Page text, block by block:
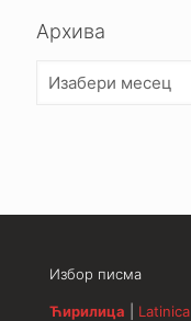
Архива
Избор писма
Ћирилица Latinica